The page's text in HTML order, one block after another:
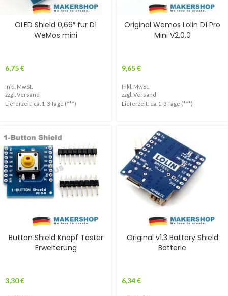
OLED Shield 0,66″ für D1
WeMos mini
6,75€
Inkl. MwSt.
zzgl. Versand
Lieferzeit: ca. 1-3 Tage (***)
Original Wemos Lolin D1 Pro
Mini V2.0.0
9,65€
Inkl. MwSt.
zzgl. Versand
Lieferzeit: ca. 1-3 Tage (***)
Button Shield Knopf Taster
Erweiterung
3,30€
Original v1.3 Battery Shield
Batterie
6,34€